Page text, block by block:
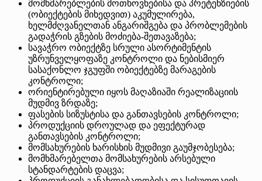
მომხმარებლების მოთხოვნებისა და პრეტენზიების
(ობიექტების მიხედვით) აკუმულირება,
ხელმძღვანელთან ანგარიშგება და პრობლემების
გადაჭრის გზების მოძიება-შეთავაზება;
სავაჭრო ობიექტზე სრული ასორტიმენტის
უზრუნველყოფაზე კონტროლი და ნებისმიერ
სასაქონლო ჯგუფში ობიექტებზე მარაგების
კონტროლი;
ორიენტირებული იყოს მაღაზიაში რეალიზაციის
მუდმივ ზრდაზე;
ფასების სიზუსტისა და განთავსების კონტროლი;
პროდუქციის დროულად და ეფექტურად
განთავსების კონტროლი;
მომსახურების ხარისხის მუდმივი გაუმჯობესება;
მომხმარებელთა მომსახურების არსებული
სტანდარტების დაცვა;